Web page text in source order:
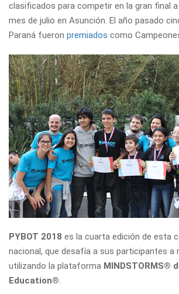
clasificados para competir en la gran final
mes de julio en Asunción. El año pasado
Paraná fueron premiados como
PYBOT 2018 es la cuarta edición de esta
nacional, que desafía a sus participantes a
utilizando la plataforma MINDSTORMS®
Education®.